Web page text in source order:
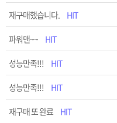
재구매했습니다. HIT
파워맨~~ HIT
성능만족!!! HIT
성능만족!!! HIT
재구매 또 완료 HIT